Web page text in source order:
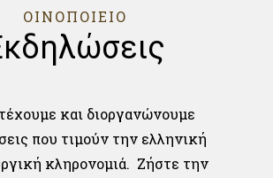
ΟΙΝΟΠΟΙΕΙΟ
και διοργανώνουμε
που τιμούν την ελληνική
κληρονομιά. Ζήστε την